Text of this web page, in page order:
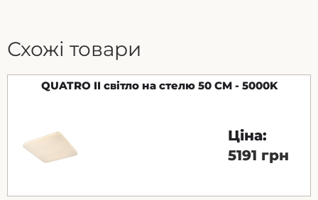
Схожі товари
QUATRO II світло на стелю 50 CM - 5000K
Ціна:
5191 грн